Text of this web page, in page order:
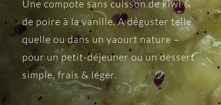
Une compote sans cuisson de kiwi &
de poire à la vanille. A déguster telle
quelle ou dans un yaourt nature –
pour un petit-déjeuner ou un dessert
simple, frais & léger.